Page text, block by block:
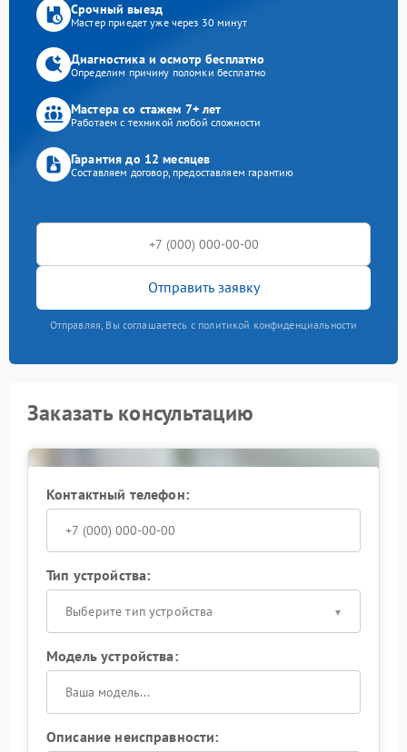
Срочный выезд
Мастер приедет уже через 30 минут
Диагностика и осмотр бесплатно
Определим причину поломки бесплатно
Мастера со стажем 7+ лет
Работаем с техникой любой сложности
Гарантия до 12 месяцев
Составляем договор, предоставляем гарантию
Отправить заявку
Отправляя, Вы соглашаетесь с политикой конфиденциальности
Заказать консультацию
Контактный телефон:
Тип устройства:
Выберите тип устройства
Модель устройства:
Описание неисправности: